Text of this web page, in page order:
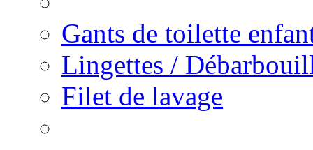
Gants de toilette
Lingettes /
Filet de lavage